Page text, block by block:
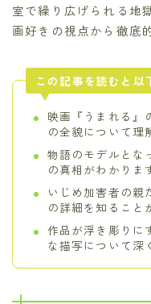
室で繰り広げられる地
画好きの視点から徹底
この記事を読むと以
映画『うまれる』
の全貌について理
物語のモデルとな
の真相がわかりま
いじめ加害者の親
の詳細を知ること
作品が浮き彫りに
な描写について深